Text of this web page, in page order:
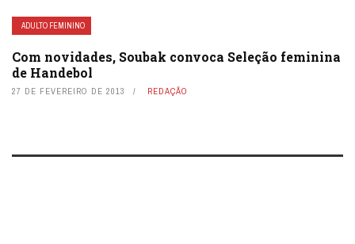
ADULTO FEMININO
Com novidades, Soubak convoca Seleção feminina
de Handebol
27 DE FEVEREIRO DE 2013 REDAÇÃO